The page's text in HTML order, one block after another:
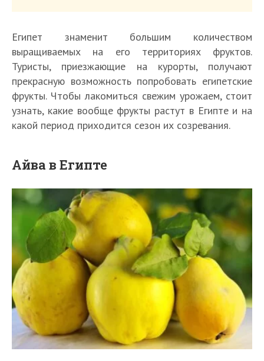
Египет знаменит большим количеством
выращиваемых на его территориях фруктов.
Туристы, приезжающие на курорты, получают
прекрасную возможность попробовать египетские
фрукты. Чтобы лакомиться свежим урожаем, стоит
узнать, какие вообще фрукты растут в Египте и на
какой период приходится сезон их созревания.
Айва в Египте